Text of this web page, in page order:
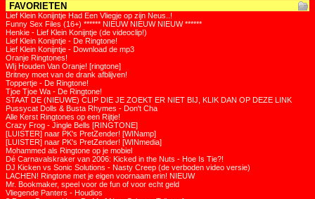
FAVORIETEN
Lief Klein Konijntje Had Een Vliegje op zijn Neus..!
Funny Sex Files (16+) ****** NIEUW NIEUW NIEUW ******
Henkie - Lief Klein Konijntje (de videoclip!)
Lief Klein Konijntje - De Ringtone!
Lief Klein Konijntje - Download de mp3
Oranje Ringtones!
WIj Houden Van Oranje! [ringtone]
Britney moet van de drank afblijven!
Toppertje - De Ringtone!
Tjoe Tjoe Wa - De Ringtone!
STAAT DE (NIEUWE) CLIP DIE JE ZOEKT ER NIET BIJ, KLIK DAN OP DEZE LINK
Pussycat Dolls & Busta Rhymes - Don't Cha
Alle Kerst Ringtones op een Rijtje!
Crazy Frog - Jingle Bells [RINGTONE]
[LUISTER] naar PK's PretZender! [WINamp]
[LUISTER] naar PK's PretZender! [WINmedia]
Mohammed als Ringtone op je mobiel
Dé Carnavalskraker van 2006: Kicked in the Nuts - Hoe Is Tie?!
DJ Kicken vs Sonic Solutions - Nasty Creep (de verboden video versie)
LACHEN! Ringtone met je eigen voornaam erin! NIEUW
Mr. Bookmaker, speel voor de fun of voor echt geld
Vliegende Panters - Houdios